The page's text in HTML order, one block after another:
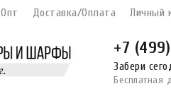
Опт Доставка/Оплата Личный
+7
Забери
Бесплатная